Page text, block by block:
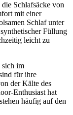
die Schlafsäcke von
mit einer
Schlaf unter
Füllung
leicht zu
sich im
für ihre
der Kälte des
Enthusiast hat
häufig auf den